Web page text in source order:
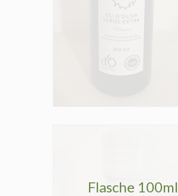
Flasche 100ml